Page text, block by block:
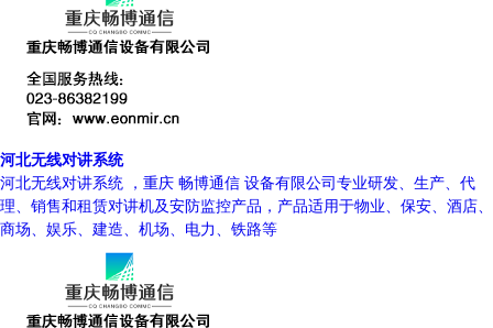
河北无线对讲系统
河北无线对讲系统 ，重庆 畅博通信 设备有限公司专业研发、生产、代
理、销售和租赁对讲机及安防监控产品，产品适用于物业、保安、酒店、
商场、娱乐、建造、机场、电力、铁路等